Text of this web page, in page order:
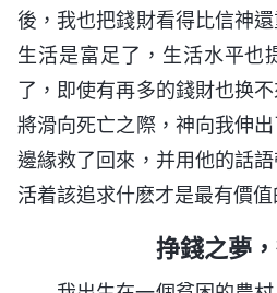
後，我也把錢財看得比信神
生活是富足了，生活水平也
了，即使有再多的錢財也换
將滑向死亡之際，神向我伸
邊緣救了回來，并用他的話
活着該追求什麽才是最有價值
挣錢之夢